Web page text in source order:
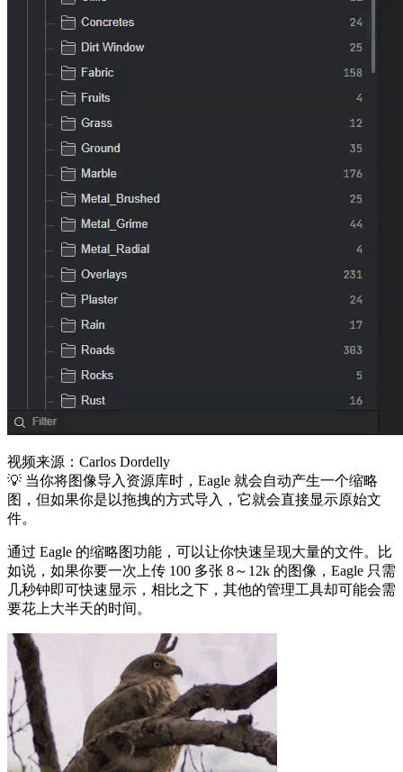
视频来源：Carlos Dordelly
💡 当你将图像导入资源库时，Eagle 就会自动产生一个缩略
图，但如果你是以拖拽的方式导入，它就会直接显示原始文
件。
通过 Eagle 的缩略图功能，可以让你快速呈现大量的文件。比
如说，如果你要一次上传 100 多张 8～12k 的图像，Eagle 只需
几秒钟即可快速显示，相比之下，其他的管理工具却可能会需
要花上大半天的时间。